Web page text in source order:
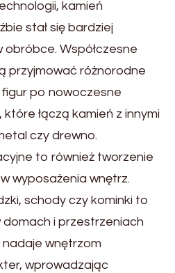
kamień
stał się bardziej
obróbce. Współczesne
przyjmować różnorodne
po nowoczesne
łączą kamień z innymi
czy drewno.
to również tworzenie
wyposażenia wnętrz.
schody czy kominki to
i przestrzeniach
nadaje wnętrzom
wprowadzając